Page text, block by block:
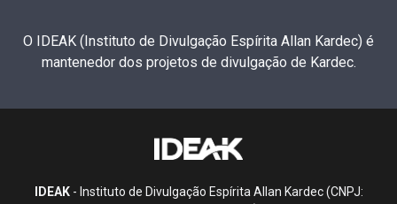
O IDEAK (Instituto de Divulgação Espírita Allan Kardec) é
mantenedor dos projetos de divulgação de Kardec.
IDEAK- Instituto de Divulgação Espírita Allan Kardec (CNPJ: